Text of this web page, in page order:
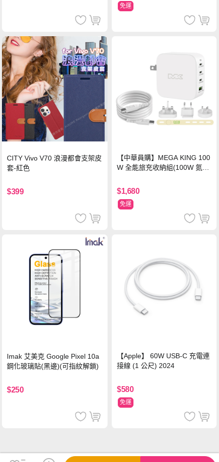
免運
CITY Vivo V70 浪漫都會支架皮
套-紅色
$399
【中華員購】MEGA KING 100
W 全能旅充收納組(100W 氮化
萬國轉接器)
$1,680
免運
Imak 艾美克 Google Pixel 10a
鋼化玻璃貼(黑邊)(可指紋解鎖)
$250
【Apple】 60W USB-C 充電連
接線 (1 公尺) 2024
$580
免運